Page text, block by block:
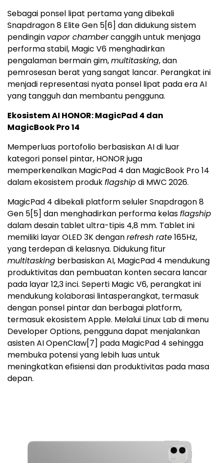
Sebagai ponsel lipat pertama yang dibekali
Snapdragon 8 Elite Gen 5[6] dan didukung sistem
pendingin vapor chambercanggih untuk menjaga
performa stabil, Magic V6 menghadirkan
pengalaman bermain gim,multitasking, dan
pemrosesan berat yang sangat lancar. Perangkat ini
menjadi representasi nyata ponsel lipat pada era AI
yang tangguh dan membantu pengguna.
Ekosistem AI HONOR: MagicPad 4 dan
MagicBook Pro 14
Memperluas portofolio berbasiskan AI di luar
kategori ponsel pintar, HONOR juga
memperkenalkan MagicPad 4 dan MagicBook Pro 14
dalam ekosistem produkflagshipdi MWC 2026.
MagicPad 4 dibekali platform seluler Snapdragon 8
Gen 5[5] dan menghadirkan performa kelasflagship
dalam desain tablet ultra-tipis 4,8 mm. Tablet ini
memiliki layar OLED 3K denganrefresh rate165Hz,
yang terdepan di kelasnya. Didukung fitur
multitasking berbasiskan AI, MagicPad 4 mendukung
produktivitas dan pembuatan konten secara lancar
pada layar 12,3 inci. Seperti Magic V6, perangkat ini
mendukung kolaborasi lintasperangkat, termasuk
dengan ponsel pintar dan berbagai platform,
termasuk ekosistem Apple. Melalui Linux Lab di menu
Developer Options, pengguna dapat menjalankan
asisten AI OpenClaw[7] pada MagicPad 4 sehingga
membuka potensi yang lebih luas untuk
meningkatkan efisiensi dan produktivitas pada masa
depan.